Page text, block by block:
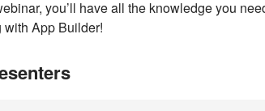
you’ll have all the knowledge you
App Builder!